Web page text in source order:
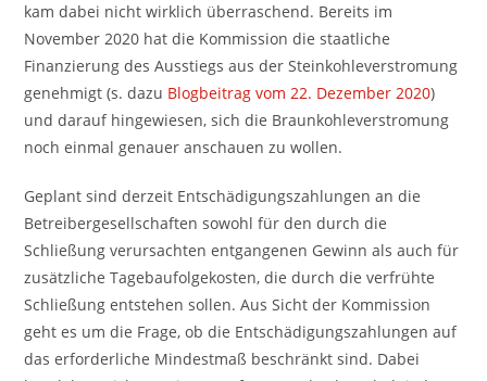
kam dabei nicht wirklich überraschend. Bereits im
November 2020 hat die Kommission die staatliche
Finanzierung des Ausstiegs aus der Steinkohleverstromung
genehmigt (s. dazu Blogbeitrag vom 22. Dezember 2020)
und darauf hingewiesen, sich die Braunkohleverstromung
noch einmal genauer anschauen zu wollen.
Geplant sind derzeit Entschädigungszahlungen an die
Betreibergesellschaften sowohl für den durch die
Schließung verursachten entgangenen Gewinn als auch für
zusätzliche Tagebaufolgekosten, die durch die verfrühte
Schließung entstehen sollen. Aus Sicht der Kommission
geht es um die Frage, ob die Entschädigungszahlungen auf
das erforderliche Mindestmaß beschränkt sind. Dabei